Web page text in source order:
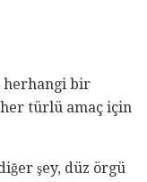
herhangi bir
her türlü amaç için
şey, düz örgü